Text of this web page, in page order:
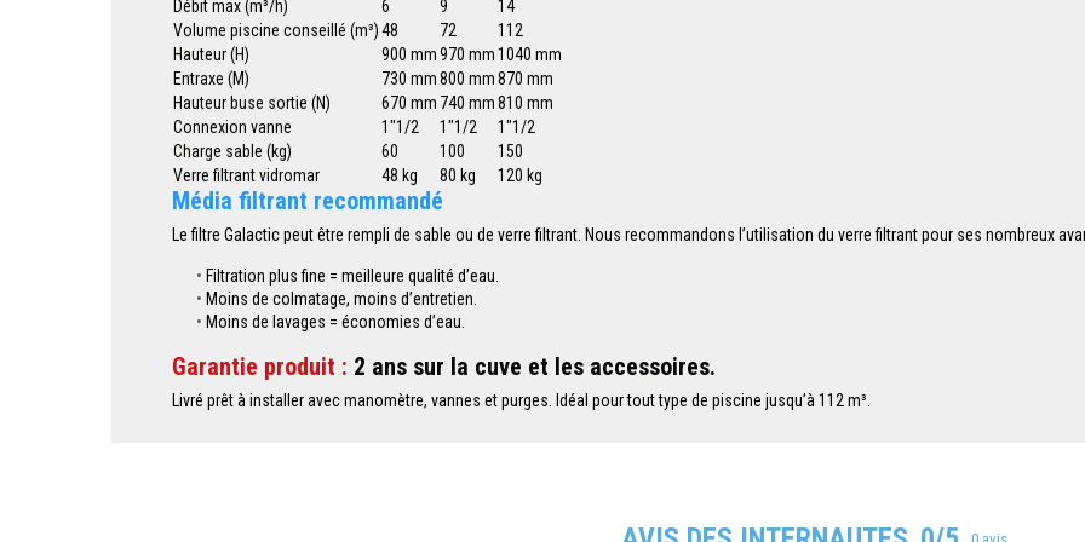
Débit max (m³/h) 6 9
14
Volume piscine conseillé (m³)48 72
112
Hauteur (H)
900 mm970 mm1040 mm
Entraxe (M)
730 mm800 mm870 mm
Hauteur buse sortie (N)
670 mm 740 mm810 mm
Connexion vanne
1"1/2 1"1/2
1"1/2
Charge sable (kg)
60 100
150
Verre filtrant vidromar
48 kg 80 kg 120 kg
Média filtrant recommandé
Le filtre Galactic peut être rempli de sable ou de verre filtrant. Nous recommandons l’utilisation du verre filtrant pour ses nombreux
Filtration plus fine = meilleure qualité d’eau.
Moins de colmatage, moins d’entretien.
Moins de lavages = économies d’eau.
Garantie produit : 2 ans sur la cuve et les accessoires.
Livré prêt à installer avec manomètre, vannes et purges. Idéal pour tout type de piscine jusqu’à 112 m³.